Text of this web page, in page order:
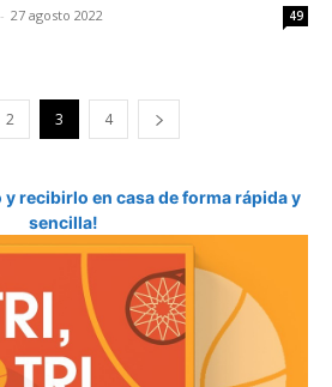
- 27 agosto 2022 49
2 3 4
recibirlo en casa de forma rápida y
sencilla!